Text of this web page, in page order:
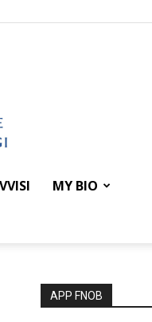
MY BIO
APP FNOB